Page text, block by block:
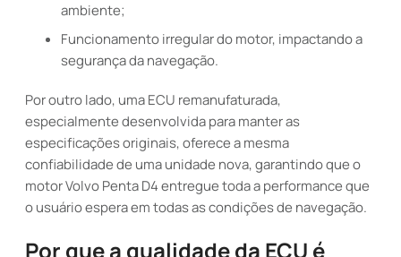
ambiente;
Funcionamento irregular do motor, impactando a
segurança da navegação.
Por outro lado, uma ECU remanufaturada,
especialmente desenvolvida para manter as
especificações originais, oferece a mesma
confiabilidade de uma unidade nova, garantindo que o
motor Volvo Penta D4 entregue toda a performance que
o usuário espera em todas as condições de navegação.
Por que a qualidade da ECU é